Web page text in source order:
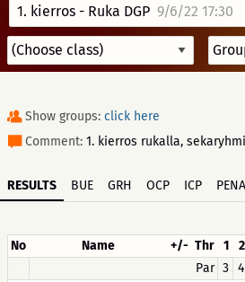
1. kierros - Ruka DGP 9/6/22 17:30
Show groups: click here
Comment: 1. kierros rukalla,
RESULTS BUE GRH OCP ICP
No Name +/- Thr 1 2
Par 3 4